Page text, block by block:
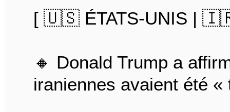
[ 🇺🇸 ÉTATS-UNIS |
🔸 Donald Trump a
iraniennes avaient été